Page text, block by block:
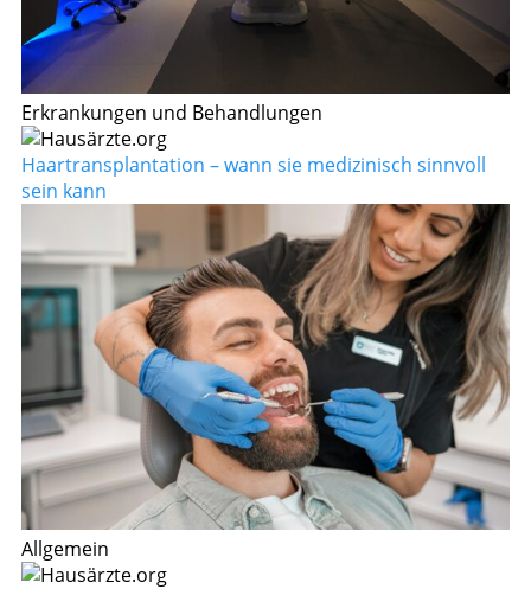
Erkrankungen und Behandlungen
Haartransplantation – wann sie medizinisch sinnvoll
sein kann
Allgemein